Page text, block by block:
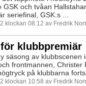
GSK och tvåan
seriefinal, GSK:s ...
klockan 08:12 av Fredrik
klubbpremiär
säsong av klubbscenen
frontmannen, Christer
på klubbarna
klockan 10:58 av Fredrik